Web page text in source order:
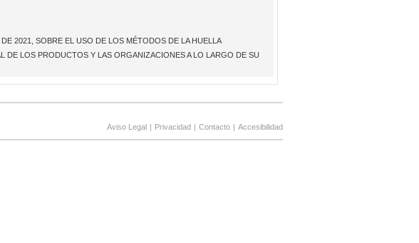
2021, SOBRE EL USO DE LOS MÉTODOS DE LA HUELLA
DE LOS PRODUCTOS Y LAS ORGANIZACIONES A LO LARGO DE SU
Aviso Legal | Privacidad | Contacto | Accesibilidad